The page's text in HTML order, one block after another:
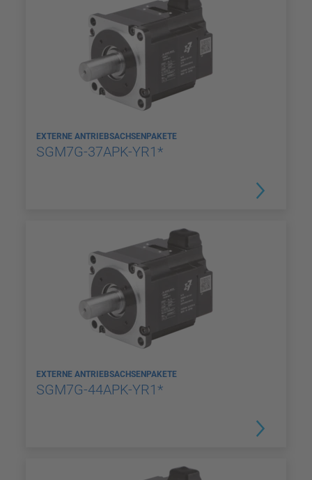
EXTERNE ANTRIEBSACHSENPAKETE
SGM7G-37APK-YR1*
EXTERNE ANTRIEBSACHSENPAKETE
SGM7G-44APK-YR1*